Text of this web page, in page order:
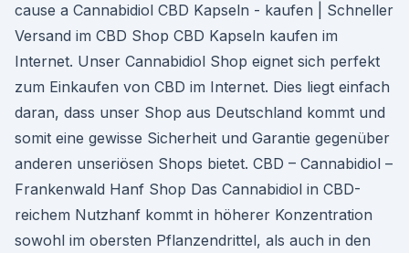
cause a Cannabidiol CBD Kapseln - kaufen | Schneller
Versand im CBD Shop CBD Kapseln kaufen im
Internet. Unser Cannabidiol Shop eignet sich perfekt
zum Einkaufen von CBD im Internet. Dies liegt einfach
daran, dass unser Shop aus Deutschland kommt und
somit eine gewisse Sicherheit und Garantie gegenüber
anderen unseriösen Shops bietet. CBD – Cannabidiol –
Frankenwald Hanf Shop Das Cannabidiol in CBD-
reichem Nutzhanf kommt in höherer Konzentration
sowohl im obersten Pflanzendrittel, als auch in den